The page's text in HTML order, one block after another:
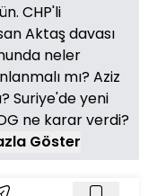
CHP'li
Aktaş davası
neler
mı? Aziz
Suriye'de yeni
ne karar verdi?
Göster